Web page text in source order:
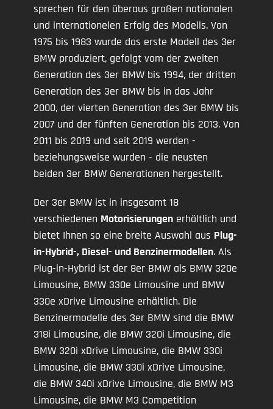
sprechen für den überaus großen nationalen
und internationelen Erfolg des Modells. Von
1975 bis 1983 wurde das erste Modell des 3er
BMW produziert, gefolgt vom der zweiten
Generation des 3er BMW bis 1994, der dritten
Generation des 3er BMW bis in das Jahr
2000, der vierten Generation des 3er BMW bis
2007 und der fünften Generation bis 2013. Von
2011 bis 2019 und seit 2019 werden -
beziehungsweise wurden - die neusten
beiden 3er BMW Generationen hergestellt.
Der 3er BMW ist in insgesamt 18
verschiedenen Motorisierungen erhältlich und
bietet Ihnen so eine breite Auswahl aus Plug-
in-Hybrid-, Diesel- und Benzinermodellen. Als
Plug-in-Hybrid ist der 8er BMW als BMW 320e
Limousine, BMW 330e Limousine und BMW
330e xDrive Limousine erhältlich. Die
Benzinermodelle des 3er BMW sind die BMW
318i Limousine, die BMW 320i Limousine, die
BMW 320i xDrive Limousine, die BMW 330i
Limousine, die BMW 330i xDrive Limousine,
die BMW 340i xDrive Limousine, die BMW M3
Limousine, die BMW M3 Competition